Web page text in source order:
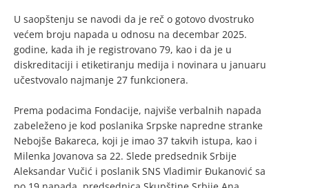
U saopštenju se navodi da je reč o gotovo dvostruko
većem broju napada u odnosu na decembar 2025.
godine, kada ih je registrovano 79, kao i da je u
diskreditaciji i etiketiranju medija i novinara u januaru
učestvovalo najmanje 27 funkcionera.
Prema podacima Fondacije, najviše verbalnih napada
zabeleženo je kod poslanika Srpske napredne stranke
Nebojše Bakareca, koji je imao 37 takvih istupa, kao i
Milenka Jovanova sa 22. Slede predsednik Srbije
Aleksandar Vučić i poslanik SNS Vladimir Đukanović sa